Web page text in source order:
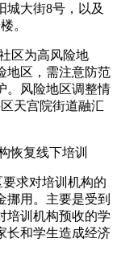
城大街8号，以及
。
区为高风险地
地区，需注意防范
。风险地区调整情
天宫院街道融汇
恢复线下培训
求对培训机构的
挪用。主要是受到
培训机构预收的学
长和学生造成经济